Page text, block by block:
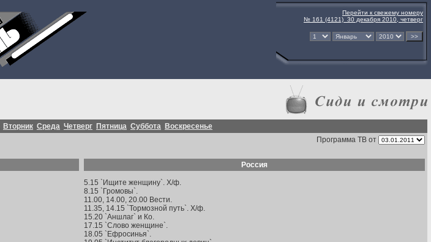
Перейти к свежему номеру
№ 161 (4121) 30 декабря 2010, четверг
Вторник Среда Четверг Пятница Суббота Воскресенье
Программа ТВ от
Россия
5.15 `Ищите женщину`. Х/ф.
8.15 `Громовы`.
11.00, 14.00, 20.00 Вести.
11.35, 14.15 `Тормозной путь`. Х/ф.
15.20 `Аншлаг` и Ко.
17.15 `Слово женщине`.
18.05 `Ефросинья`.